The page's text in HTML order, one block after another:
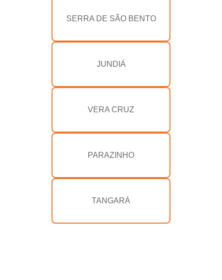
SERRA DE SÃO BENTO
JUNDIÁ
VERA CRUZ
PARAZINHO
TANGARÁ